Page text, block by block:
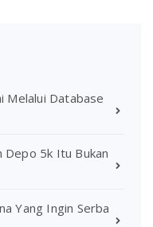
Melalui Database
Depo 5k Itu Bukan
Yang Ingin Serba